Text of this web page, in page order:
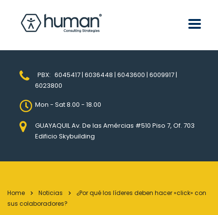
PBX: 6045417 | 6036448 | 6043600 | 6009917 |
6023800
Mon - Sat 8.00 - 18.00
GUAYAQUIL Av. De las Amércias #510 Piso 7, Of. 703
Edificio Skybuilding
Home Noticias
¿Por qué los líderes deben hacer »click» con
sus colaboradores?